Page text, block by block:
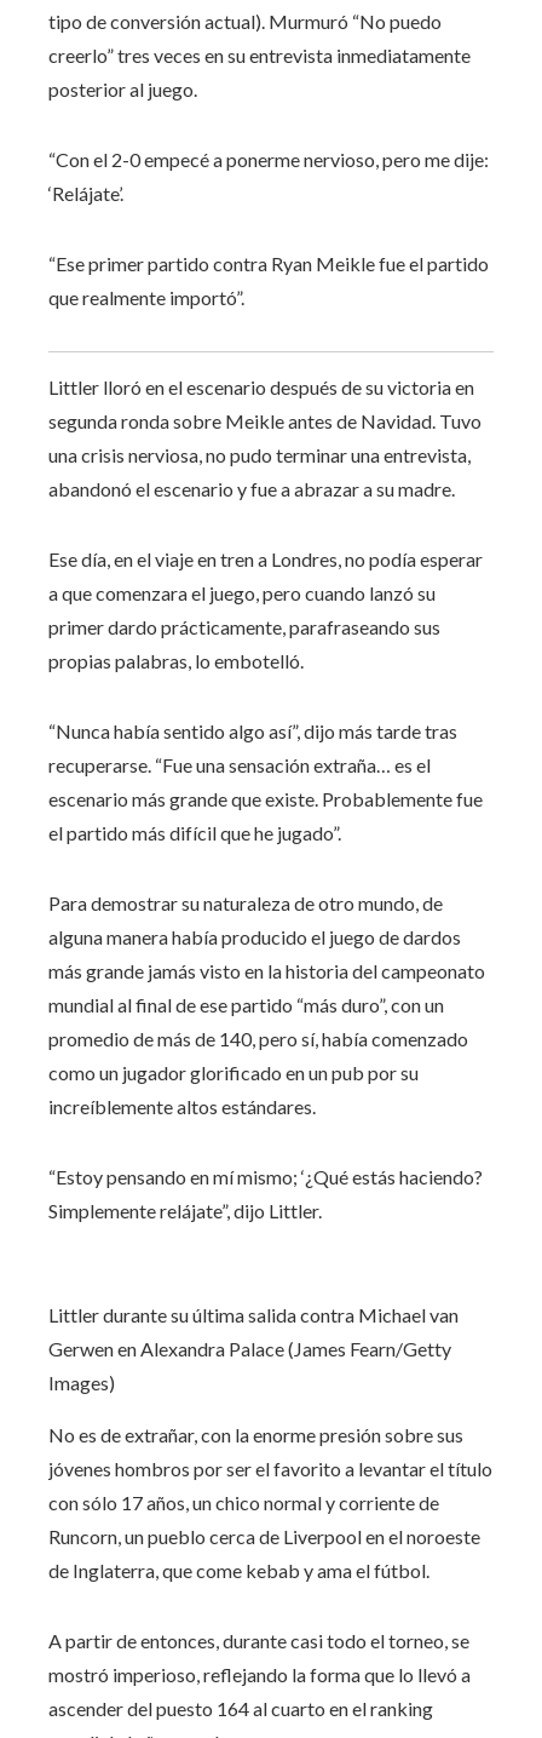
tipo de conversión actual). Murmuró “No puedo
creerlo” tres veces en su entrevista inmediatamente
posterior al juego.
“Con el 2-0 empecé a ponerme nervioso, pero me dije:
‘Relájate’.
“Ese primer partido contra Ryan Meikle fue el partido
que realmente importó”.
Littler lloró en el escenario después de su victoria en
segunda ronda sobre Meikle antes de Navidad. Tuvo
una crisis nerviosa, no pudo terminar una entrevista,
abandonó el escenario y fue a abrazar a su madre.
Ese día, en el viaje en tren a Londres, no podía esperar
a que comenzara el juego, pero cuando lanzó su
primer dardo prácticamente, parafraseando sus
propias palabras, lo embotelló.
“Nunca había sentido algo así”, dijo más tarde tras
recuperarse. “Fue una sensación extraña… es el
escenario más grande que existe. Probablemente fue
el partido más difícil que he jugado”.
Para demostrar su naturaleza de otro mundo, de
alguna manera había producido el juego de dardos
más grande jamás visto en la historia del campeonato
mundial al final de ese partido “más duro”, con un
promedio de más de 140, pero sí, había comenzado
como un jugador glorificado en un pub por su
increíblemente altos estándares.
“Estoy pensando en mí mismo; ‘¿Qué estás haciendo?
Simplemente relájate”, dijo Littler.
Littler durante su última salida contra Michael van
Gerwen en Alexandra Palace (James Fearn/Getty
Images)
No es de extrañar, con la enorme presión sobre sus
jóvenes hombros por ser el favorito a levantar el título
con sólo 17 años, un chico normal y corriente de
Runcorn, un pueblo cerca de Liverpool en el noroeste
de Inglaterra, que come kebab y ama el fútbol.
A partir de entonces, durante casi todo el torneo, se
mostró imperioso, reflejando la forma que lo llevó a
ascender del puesto 164 al cuarto en el ranking